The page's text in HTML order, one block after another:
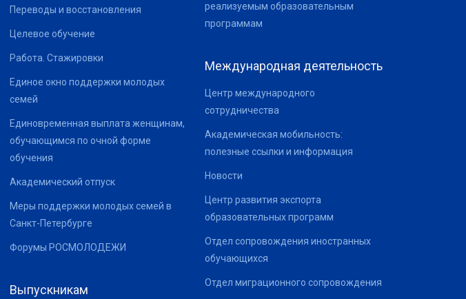
Переводы и восстановления
Целевое обучение
Работа. Стажировки
Единое окно поддержки молодых
семей
Единовременная выплата женщинам,
обучающимся по очной форме
обучения
Академический отпуск
Меры поддержки молодых семей в
Санкт-Петербурге
Форумы РОСМОЛОДЕЖИ
Выпускникам
реализуемым образовательным
программам
Международная деятельность
Центр международного
сотрудничества
Академическая мобильность:
полезные ссылки и информация
Новости
Центр развития экспорта
образовательных программ
Отдел сопровождения иностранных
обучающихся
Отдел миграционного сопровождения